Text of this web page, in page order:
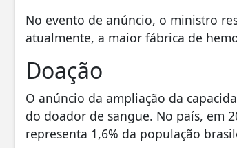
No evento de anúncio, o ministro
atualmente, a maior fábrica de
Doação
O anúncio da ampliação da
do doador de sangue. No país, em
representa 1,6% da população